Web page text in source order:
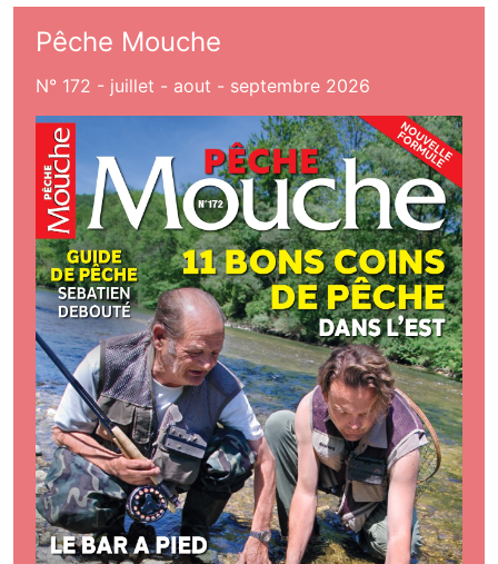
Pêche Mouche
N° 172 - juillet - aout - septembre 2026